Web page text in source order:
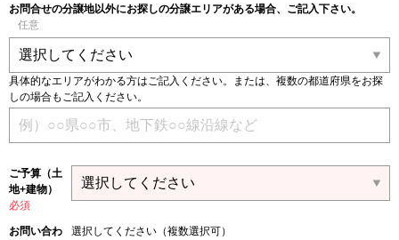
お問合せの分譲地以外にお探しの分譲エリアがある場合、ご記入下さい。
任意
具体的なエリアがわかる方はご記入ください。または、複数の都道府県をお探
しの場合もご記入ください。
ご予算（土
地+建物）
必須
お問い合わ
選択してください（複数選択可）